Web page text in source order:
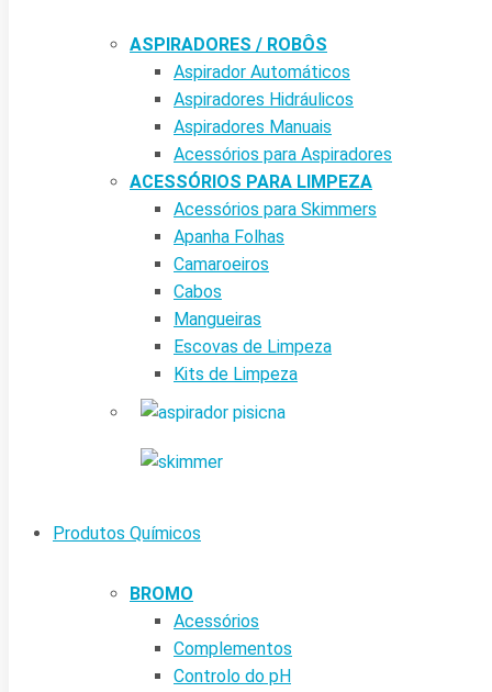
ASPIRADORES / ROBÔS
Aspirador Automáticos
Aspiradores Hidráulicos
Aspiradores Manuais
Acessórios para Aspiradores
ACESSÓRIOS PARA LIMPEZA
Acessórios para Skimmers
Apanha Folhas
Camaroeiros
Cabos
Mangueiras
Escovas de Limpeza
Kits de Limpeza
Produtos Químicos
BROMO
Acessórios
Complementos
Controlo do pH